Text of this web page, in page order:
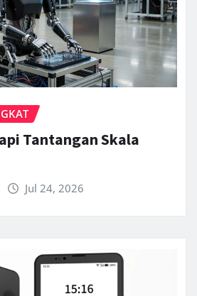
Tantangan Skala
Jul 24, 2026